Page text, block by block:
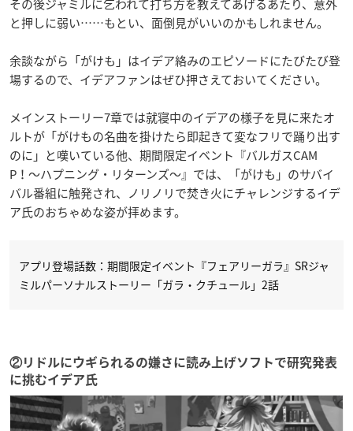
その後ジャミルに乞われて打ち方を教えてあげるあたり、意外
と押しに弱い……もとい、面倒見がいいのかもしれません。
余談ながら「がけも」はイデア絡みのエピソードにたびたび登
場するので、イデアファンはぜひ押さえておいてください。
メインストーリー7章では就寝中のイデアの様子を見に来たオ
ルトが「がけもの名曲を掛けたら即起きて変なフリで踊り出す
のに」と嘆いている他、期間限定イベント『バルガスCAM
P！〜ハプニング・リターンズ〜』では、「がけも」のサバイ
バル番組に触発され、ノリノリで焚き火にチャレンジするイデ
ア氏のおちゃめな姿が拝めます。
アプリ登場話数：期間限定イベント『フェアリーガラ』SRジャ
ミルパーソナルストーリー「ガラ・クチュール」2話
②リドルにウギられるの嫌さに読み上げソフトで研究発表
に挑むイデア氏